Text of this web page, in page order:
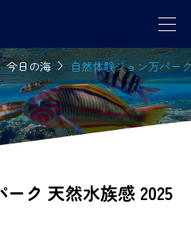
今日の海自然体験ジョン万パー
ク 天然水族感 2025